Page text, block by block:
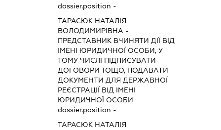
dossier.position -
ТАРАСЮК НАТАЛІЯ
ВОЛОДИМИРІВНА -
ПРЕДСТАВНИК ВЧИНЯТИ ДІЇ ВІД
ІМЕНІ ЮРИДИЧНОЇ ОСОБИ, У
ТОМУ ЧИСЛІ ПІДПИСУВАТИ
ДОГОВОРИ ТОЩО, ПОДАВАТИ
ДОКУМЕНТИ ДЛЯ ДЕРЖАВНОЇ
РЕЄСТРАЦІЇ ВІД ІМЕНІ
ЮРИДИЧНОЇ ОСОБИ
dossier.position -
ТАРАСЮК НАТАЛІЯ